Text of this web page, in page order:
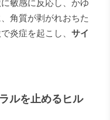
敏感に反応し、かゆ
角質が剥がれおちた
炎症を起こし、サイ
ルを止めるヒル